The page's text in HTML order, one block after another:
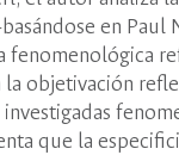
en Paul
fenomenológica
la objetivación
investigadas
que la